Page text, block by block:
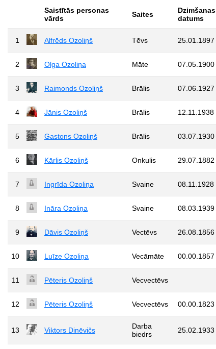
Saistītās personas
vārds
Saites
Dzimšanas
datums
1 Alfrēds Ozoliņš Tēvs 25.01.1897
2 Olga Ozoliņa Māte 07.05.1900
3 Raimonds Ozoliņš Brālis 07.06.1927
4 Jānis Ozoliņš Brālis 12.11.1938
5 Gastons Ozoliņš Brālis 03.07.1930
6 Kārlis Ozoliņš Onkulis 29.07.1882
7 Ingrīda Ozoliņa Svaine 08.11.1928
8 Ināra Ozoliņa Svaine 08.03.1939
9 Dāvis Ozoliņš Vectēvs 26.08.1856
10 Luīze Ozoliņa Vecāmāte 00.00.1857
11 Pēteris Ozoliņš Vecvectēvs
12 Pēteris Ozoliņš Vecvectēvs 00.00.1823
13 Viktors Dinēvičs
Darba
biedrs
25.02.1933